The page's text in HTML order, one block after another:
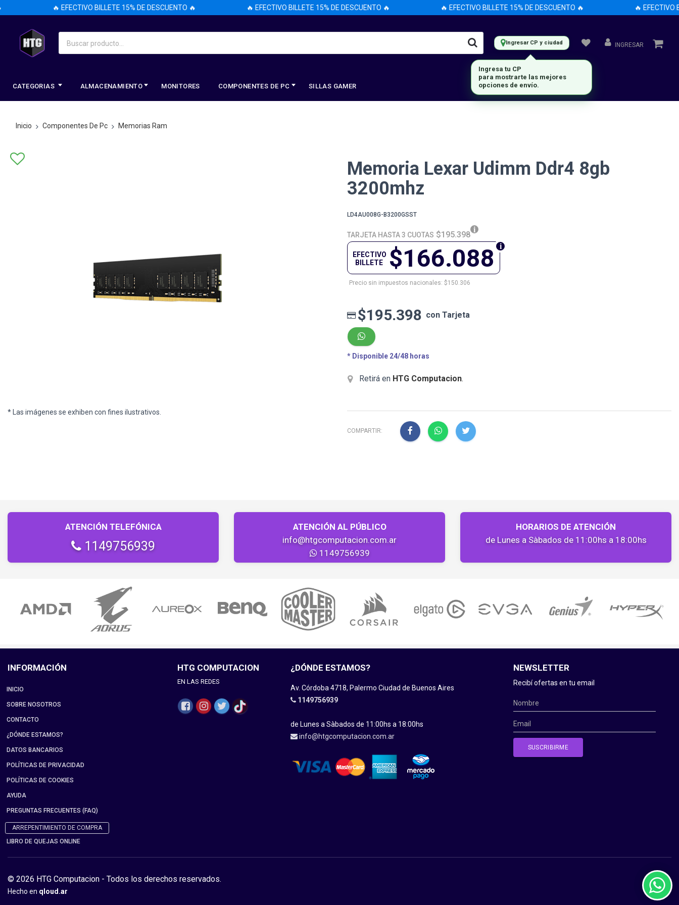
🔥 EFECTIVO BILLETE 15% DE DESCUENTO 🔥 🔥 EFECTIVO BILLETE 15% DE DESCUENTO 🔥 🔥 EFECTIVO BILLETE 15% DE DESCUENTO 🔥 🔥 EFECTIVO
Ingresar CP y ciudad INGRESAR
CATEGORIAS ALMACENAMIENTO MONITORES COMPONENTES DE PC SILLAS GAMER
Inicio Componentes De Pc Memorias Ram
* Las imágenes se exhiben con fines ilustrativos.
Memoria Lexar Udimm Ddr4 8gb
3200mhz
LD4AU008G-B3200GSST
TARJETA HASTA 3 CUOTAS $195.398
$166.088
EFECTIVO
BILLETE
Precio sin impuestos nacionales: $150.306
$195.398 con Tarjeta
* Disponible 24/48 horas
Retirá en HTG Computacion.
COMPARTIR:
ATENCIÓN TELEFÓNICA
1149756939
ATENCIÓN AL PÚBLICO
info@htgcomputacion.com.ar
1149756939
HORARIOS DE ATENCIÓN
de Lunes a Sàbados de 11:00hs a 18:00hs
INFORMACIÓN
INICIO
SOBRE NOSOTROS
CONTACTO
¿DÓNDE ESTAMOS?
DATOS BANCARIOS
POLÍTICAS DE PRIVACIDAD
POLÍTICAS DE COOKIES
AYUDA
PREGUNTAS FRECUENTES (FAQ)
ARREPENTIMIENTO DE COMPRA
LIBRO DE QUEJAS ONLINE
HTG COMPUTACION
EN LAS REDES
¿DÓNDE ESTAMOS?
Av. Córdoba 4718, Palermo Ciudad de Buenos Aires
1149756939
de Lunes a Sàbados de 11:00hs a 18:00hs
info@htgcomputacion.com.ar
NEWSLETTER
Recibí ofertas en tu email
© 2026 HTG Computacion - Todos los derechos reservados.
Hecho en qloud.ar
Ingresa tu CP
para mostrarte las mejores
opciones de envío.